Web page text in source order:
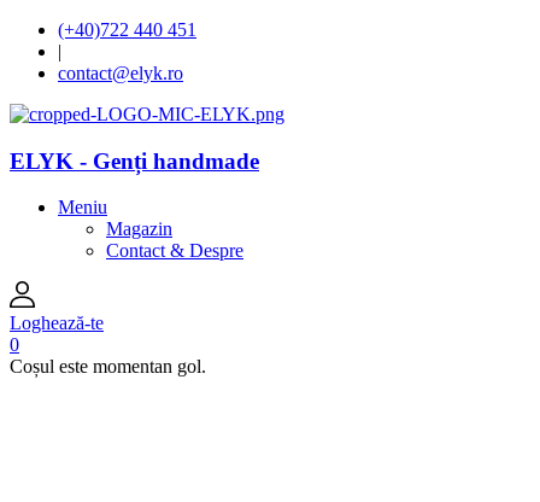
(+40)722 440 451
|
contact@elyk.ro
ELYK - Genți handmade
Meniu
Magazin
Contact & Despre
Loghează-te
0
Coșul este momentan gol.